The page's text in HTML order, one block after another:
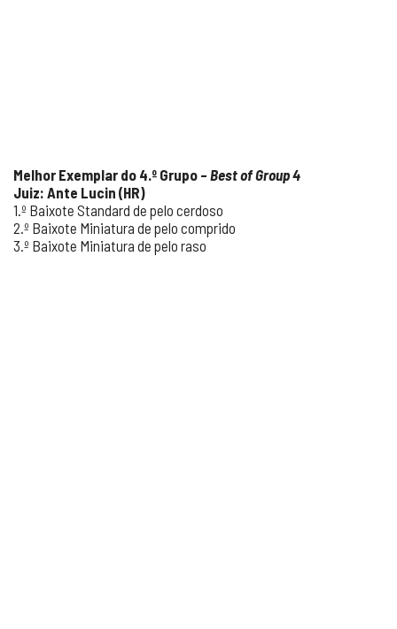
Melhor Exemplar do 4.º Grupo – Best of Group 4
Juiz: Ante Lucin (HR)
1.º Baixote Standard de pelo cerdoso
2.º Baixote Miniatura de pelo comprido
3.º Baixote Miniatura de pelo raso